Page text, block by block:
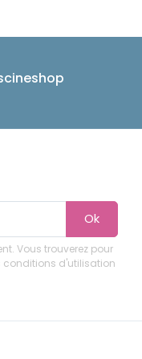
Ok
Vous trouverez pour
d'utilisation